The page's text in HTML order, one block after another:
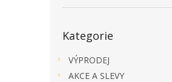
kategorie
Kategorie
VÝPRODEJ
AKCE A SLEVY